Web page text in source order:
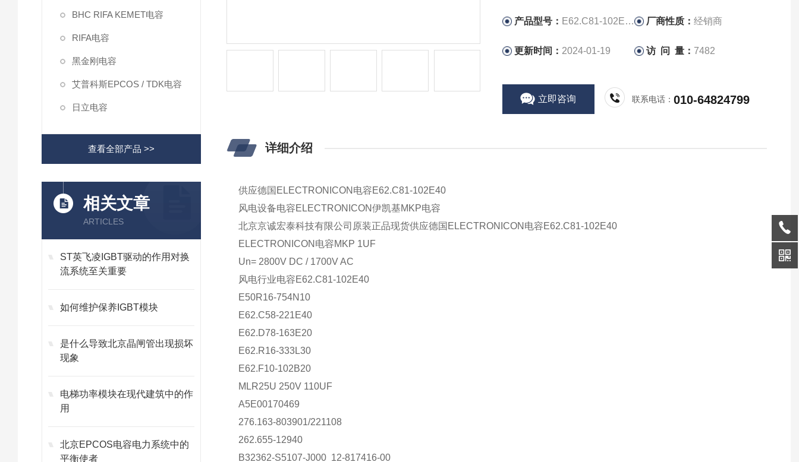
BHC RIFA KEMET电容
RIFA电容
黑金刚电容
艾普科斯EPCOS / TDK电容
日立电容
查看全部产品 >>
相关文章
ARTICLES
ST英飞凌IGBT驱动的作用对换
流系统至关重要
如何维护保养IGBT模块
是什么导致北京晶闸管出现损坏
现象
电梯功率模块在现代建筑中的作
用
北京EPCOS电容电力系统中的
平衡使者
产品型号： E62.C81-102E40 厂商性质：经销商
更新时间： 2024-01-19 访 问 量： 7482
立即咨询 联系电话：010-64824799
详细介绍
供应德国ELECTRONICON电容E62.C81-102E40
风电设备电容ELECTRONICON伊凯基MKP电容
北京京诚宏泰科技有限公司原装正品现货供应德国ELECTRONICON电容E62.C81-102E40
ELECTRONICON电容MKP 1UF
Un= 2800V DC / 1700V AC
风电行业电容E62.C81-102E40
E50R16-754N10
E62.C58-221E40
E62.D78-163E20
E62.R16-333L30
E62.F10-102B20
MLR25U 250V 110UF
A5E00170469
276.163-803901/221108
262.655-12940
B32362-S5107-J000 12-817416-00